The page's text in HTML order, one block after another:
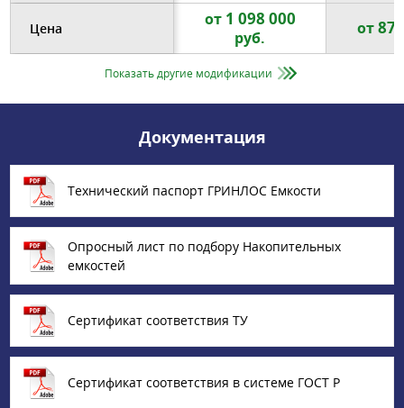
Цена от 1 098 000
руб. от
Показать другие модификации
Документация
Технический паспорт ГРИНЛОС Емкости
Опросный лист по подбору Накопительных
емкостей
Сертификат соответствия ТУ
Сертификат соответствия в системе ГОСТ Р